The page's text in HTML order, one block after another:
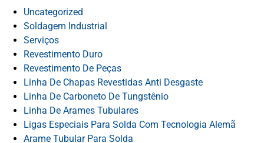
Uncategorized
Soldagem Industrial
Serviços
Revestimento Duro
Revestimento De Peças
Linha De Chapas Revestidas Anti Desgaste
Linha De Carboneto De Tungstênio
Linha De Arames Tubulares
Ligas Especiais Para Solda Com Tecnologia Alemã
Arame Tubular Para Solda